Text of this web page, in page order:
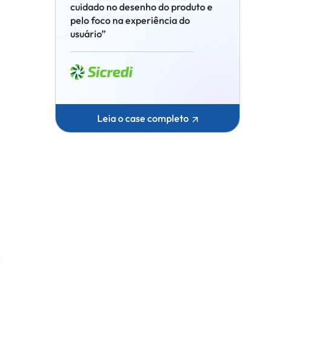
cuidado no desenho do produto e
pelo foco na experiência do
usuário”
Leia o case completo